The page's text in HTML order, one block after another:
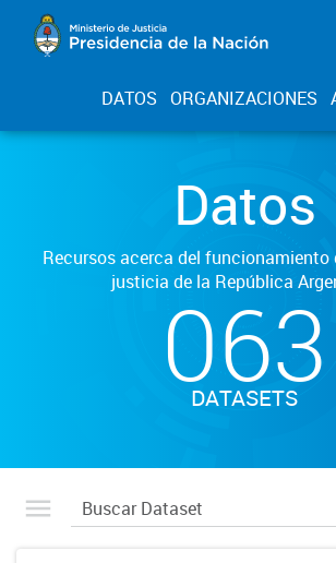
DATOS ORGANIZACIONES
Datos
Recursos acerca del funcionamiento
justicia de la República
063
DATASETS